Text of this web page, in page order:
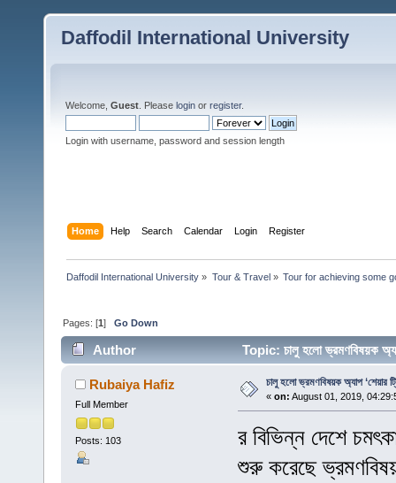
Daffodil International University
Welcome, Guest . Please login or register.
Login with username, password and session length
Home Help Search Calendar Login Register
Daffodil International University » Tour & Travel» Tour for achieving some
Pages: [1]Go Down
Author Topic: চালু হলো ভ্রমণবিষয়ক
Rubaiya Hafiz
Full Member
Posts: 103
চালু হলো ভ্রমণবিষয়ক অ্যাপ ‘শেয়ার
« on: August 01, 2019,
র বিভিন্ন দেশে
শুরু করেছে